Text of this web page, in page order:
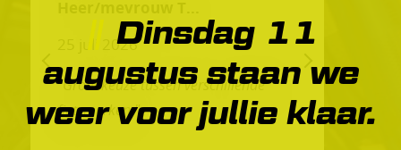
25 juli 2026
"Grote keuze tussen verschillende
fietsmerken."
PREVIOUS NEXT
Dinsdag 11
augustus staan we
weer voor jullie klaar.